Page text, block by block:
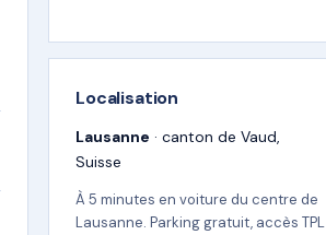
Localisation
Lausanne · canton de Vaud,
Suisse
À 5 minutes en voiture du centre de
Lausanne. Parking gratuit, accès TPL